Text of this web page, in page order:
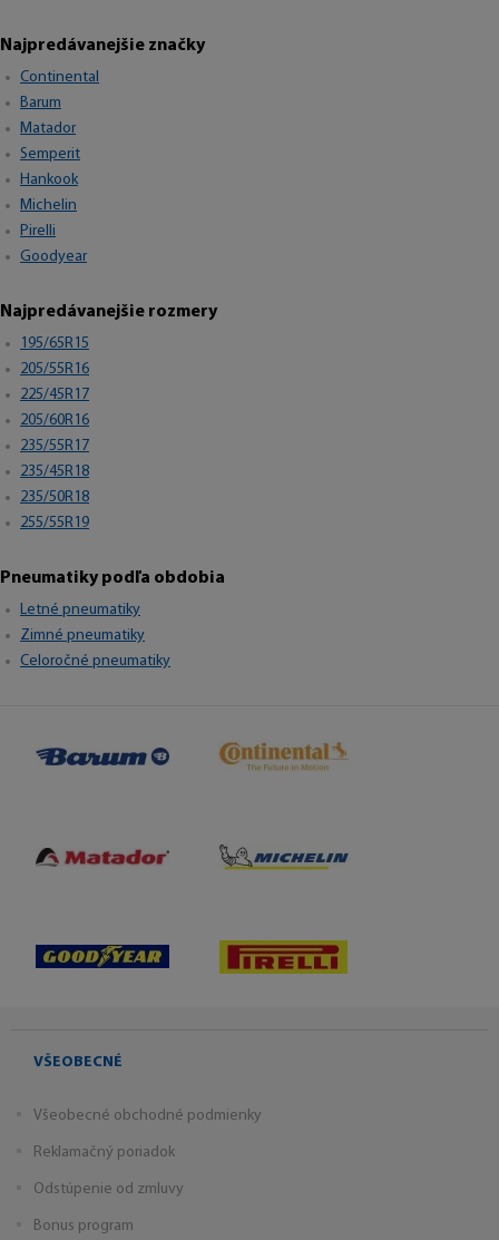
Najpredávanejšie značky
Continental
Barum
Matador
Semperit
Hankook
Michelin
Pirelli
Goodyear
Najpredávanejšie rozmery
195/65R15
205/55R16
225/45R17
205/60R16
235/55R17
235/45R18
235/50R18
255/55R19
Pneumatiky podľa obdobia
Letné pneumatiky
Zimné pneumatiky
Celoročné pneumatiky
VŠEOBECNÉ
Všeobecné obchodné podmienky
Reklamačný poriadok
Odstúpenie od zmluvy
Bonus program